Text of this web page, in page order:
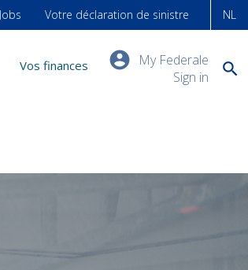
NL
My Federale
Sign in
Vos finances
Jobs Votre déclaration de sinistre